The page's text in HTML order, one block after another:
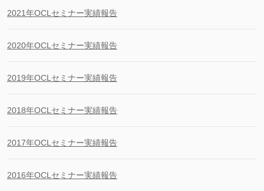
2021年OCLセミナー実績報告
2020年OCLセミナー実績報告
2019年OCLセミナー実績報告
2018年OCLセミナー実績報告
2017年OCLセミナー実績報告
2016年OCLセミナー実績報告